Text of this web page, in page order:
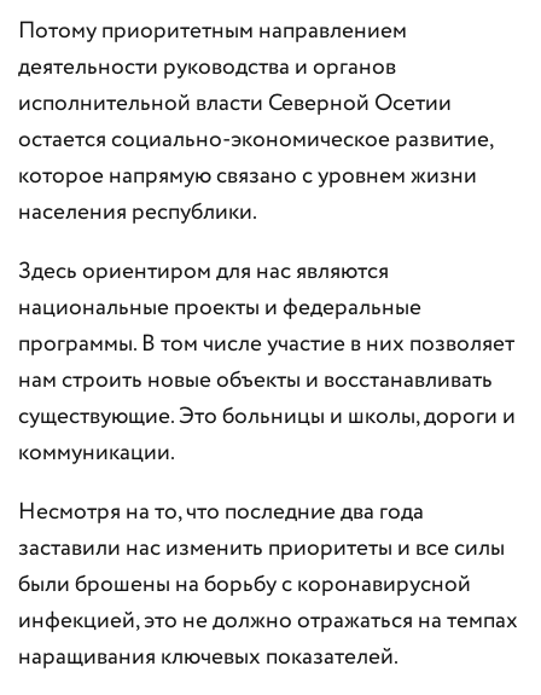
Потому приоритетным направлением
деятельности руководства и органов
исполнительной власти Северной Осетии
остается социально-экономическое развитие,
которое напрямую связано с уровнем жизни
населения республики.
Здесь ориентиром для нас являются
национальные проекты и федеральные
программы. В том числе участие в них позволяет
нам строить новые объекты и восстанавливать
существующие. Это больницы и школы, дороги и
коммуникации.
Несмотря на то, что последние два года
заставили нас изменить приоритеты и все силы
были брошены на борьбу с коронавирусной
инфекцией, это не должно отражаться на темпах
наращивания ключевых показателей.